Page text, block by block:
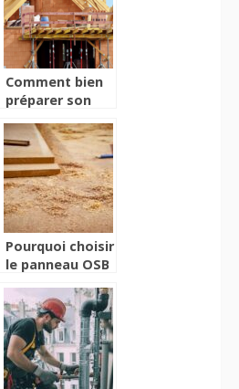
Comment bien
préparer son
construction de
maison : guide
détaillé
Pourquoi choisir
le panneau OSB
projets
d’aménagement
intérieur ?